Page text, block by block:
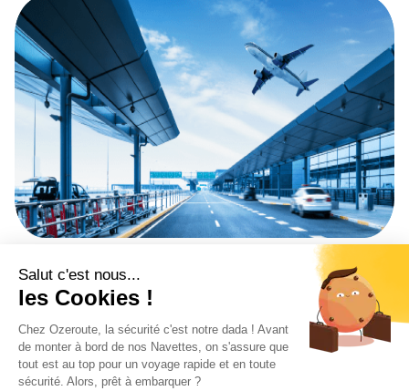
Precios bajos y atractivos
Ofrecemos tarifas bajas y atractivas en todos nuestros
traslados, lanzaderas y autobuses. Nuestros paquetes están
diseñados para simplificar su vida, permitiéndole elegir la
opción que mejor se adapte a sus necesidades y
presupuesto. Sea cual sea su requerimiento, le aseguramos